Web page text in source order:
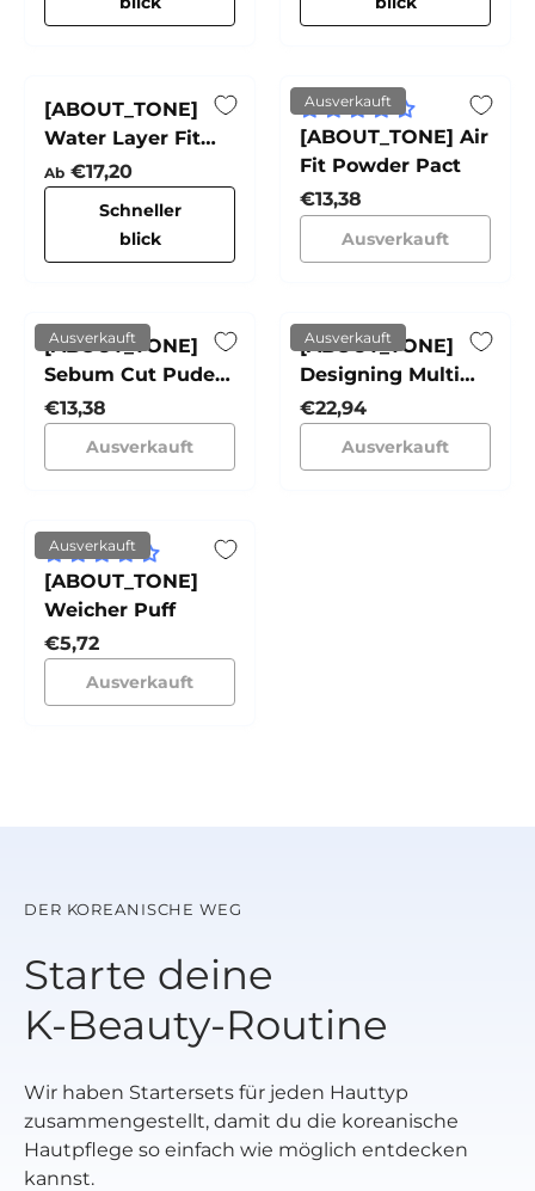
[ABOUT_TONE]
Water Layer Fit
Cushion
Normaler Preis
Ab €17,20
Schneller
blick
Ausverkauft
[ABOUT_TONE] Air
Fit Powder Pact
Normaler Preis
€13,38
Ausverkauft
Ausverkauft
[ABOUT_TONE]
Sebum Cut Puder
Pact
Normaler Preis
€13,38
Ausverkauft
Ausverkauft
[ABOUT_TONE]
Designing Multi
Palette
Normaler Preis
€22,94
Ausverkauft
Ausverkauft
[ABOUT_TONE]
Weicher Puff
Normaler Preis
€5,72
Ausverkauft
DER KOREANISCHE WEG
Starte deine
K‑Beauty‑Routine
Wir haben Startersets für jeden Hauttyp
zusammengestellt, damit du die koreanische
Hautpflege so einfach wie möglich entdecken
kannst.